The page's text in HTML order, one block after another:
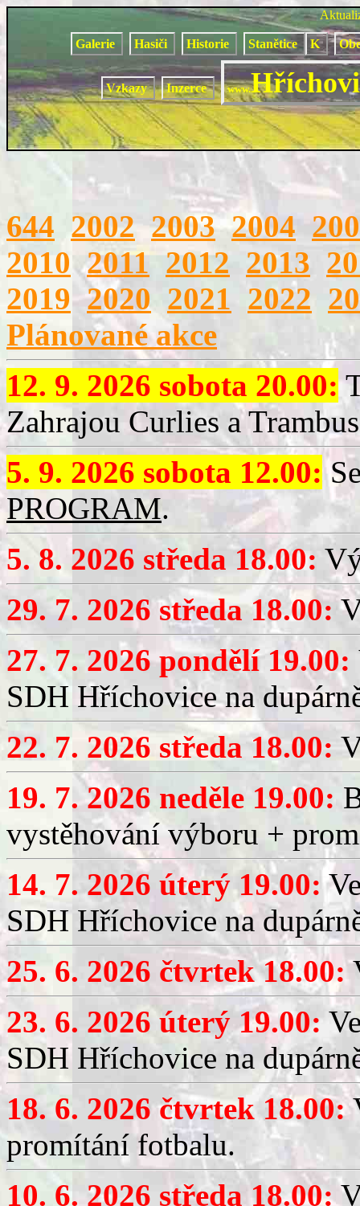
Galerie Hasiči Historie Stanětice K
Vzkazy Inzerce www.
644 2002 2003 2004
2010 2011 2012 2013
2019 2020 2021 2022
Plánované akce
12. 9. 2026 sobota 20.00:
Zahrajou Curlies a
5. 9. 2026 sobota 12.00:
PROGRAM.
5. 8. 2026 středa 18.00:
29. 7. 2026 středa 18.00:
27. 7. 2026 pondělí 19.00:
SDH Hříchovice na
22. 7. 2026 středa 18.00:
19. 7. 2026 neděle 19.00:
vystěhování výboru +
14. 7. 2026 úterý 19.00:
SDH Hříchovice na
25. 6. 2026 čtvrtek 18.00:
23. 6. 2026 úterý 19.00:
SDH Hříchovice na
18. 6. 2026 čtvrtek 18.00:
promítání fotbalu.
10. 6. 2026 středa 18.00: